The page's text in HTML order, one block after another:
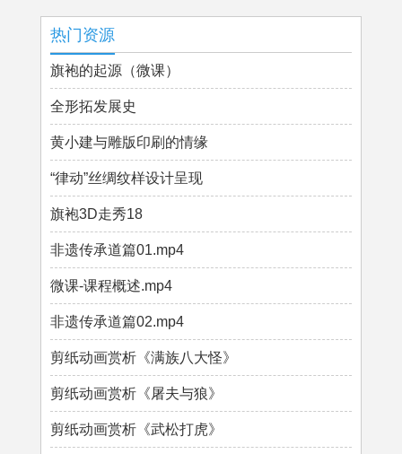
热门资源
旗袍的起源（微课）
全形拓发展史
黄小建与雕版印刷的情缘
“律动”丝绸纹样设计呈现
旗袍3D走秀18
非遗传承道篇01.mp4
微课-课程概述.mp4
非遗传承道篇02.mp4
剪纸动画赏析《满族八大怪》
剪纸动画赏析《屠夫与狼》
剪纸动画赏析《武松打虎》